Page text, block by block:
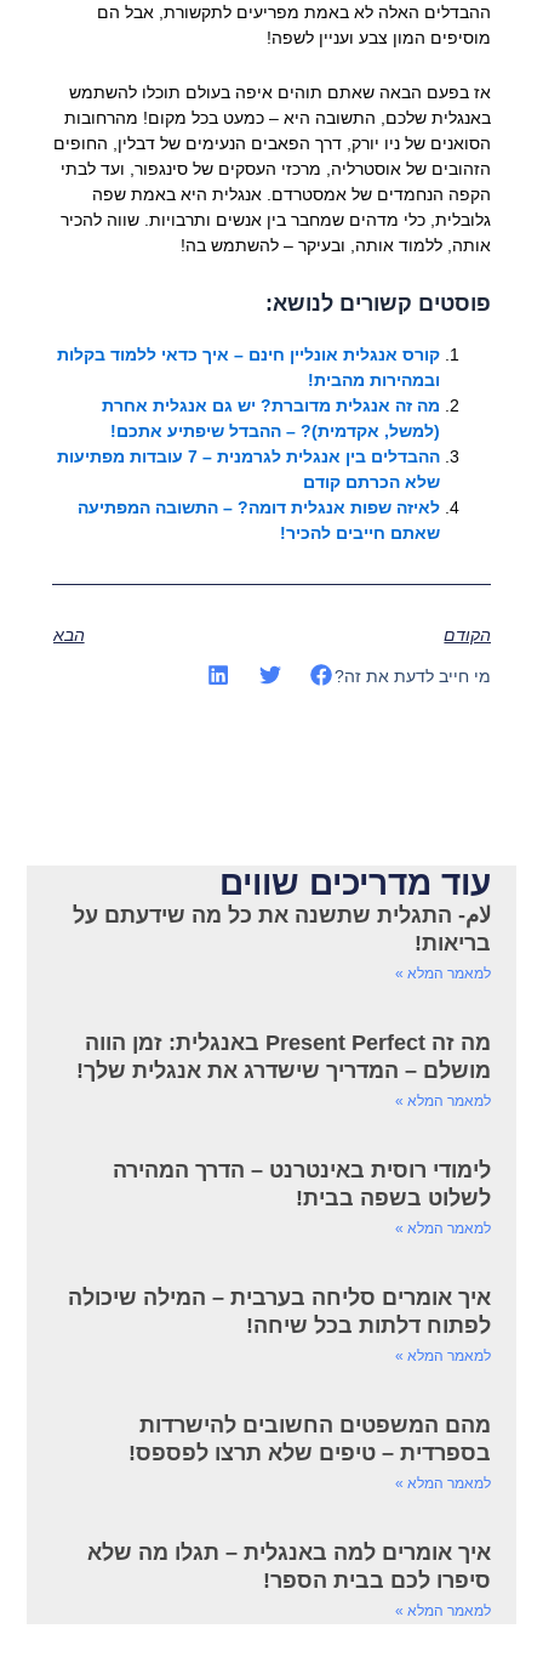
ההבדלים האלה לא באמת מפריעים לתקשורת, אבל הם
מוסיפים המון צבע ועניין לשפה!
אז בפעם הבאה שאתם תוהים איפה בעולם תוכלו להשתמש
באנגלית שלכם, התשובה היא – כמעט בכל מקום! מהרחובות
הסואנים של ניו יורק, דרך הפאבים הנעימים של דבלין, החופים
הזהובים של אוסטרליה, מרכזי העסקים של סינגפור, ועד לבתי
הקפה הנחמדים של אמסטרדם. אנגלית היא באמת שפה
גלובלית, כלי מדהים שמחבר בין אנשים ותרבויות. שווה להכיר
אותה, ללמוד אותה, ובעיקר – להשתמש בה!
פוסטים קשורים לנושא:
קורס אנגלית אונליין חינם – איך כדאי ללמוד בקלות
ובמהירות מהבית!
מה זה אנגלית מדוברת? יש גם אנגלית אחרת
(למשל, אקדמית)? – ההבדל שיפתיע אתכם!
ההבדלים בין אנגלית לגרמנית – 7 עובדות מפתיעות
שלא הכרתם קודם
לאיזה שפות אנגלית דומה? – התשובה המפתיעה
שאתם חייבים להכיר!
הקודם הבא
מי חייב לדעת את זה?
עוד מדריכים שווים
لام- התגלית שתשנה את כל מה שידעתם על
בריאות!
למאמר המלא »
מה זה Present Perfect באנגלית: זמן הווה
מושלם – המדריך שישדרג את אנגלית שלך!
למאמר המלא »
לימודי רוסית באינטרנט – הדרך המהירה
לשלוט בשפה בבית!
למאמר המלא »
איך אומרים סליחה בערבית – המילה שיכולה
לפתוח דלתות בכל שיחה!
למאמר המלא »
מהם המשפטים החשובים להישרדות
בספרדית – טיפים שלא תרצו לפספס!
למאמר המלא »
איך אומרים למה באנגלית – תגלו מה שלא
סיפרו לכם בבית הספר!
למאמר המלא »